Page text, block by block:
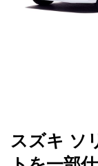
スズキ ソ